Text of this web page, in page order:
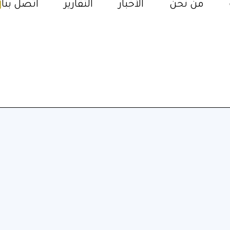
من نحن الأخبار التقارير اتصل بنا